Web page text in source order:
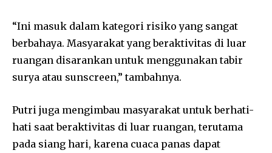
“Ini masuk dalam kategori risiko yang sangat
berbahaya. Masyarakat yang beraktivitas di luar
ruangan disarankan untuk menggunakan tabir
surya atau sunscreen,” tambahnya.
Putri juga mengimbau masyarakat untuk berhati-
hati saat beraktivitas di luar ruangan, terutama
pada siang hari, karena cuaca panas dapat